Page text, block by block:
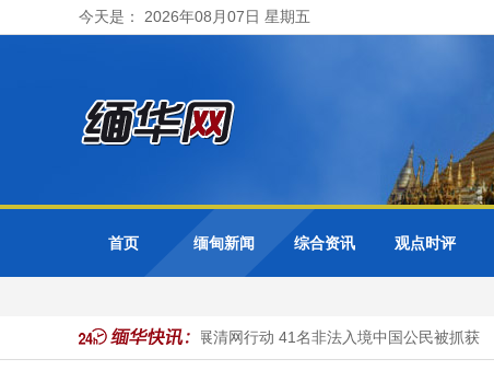
今天是： 2026年08月07日 星期五
首页 缅甸新闻 综合资讯 观点时评
缅甸大其力市警方开展清网行动 41名非法入境中国公民被抓获